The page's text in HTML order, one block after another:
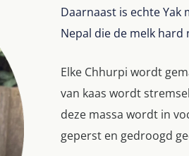
Daarnaast is echte
Nepal die de melk
Elke Chhurpi wordt
van kaas wordt
deze massa wordt in
geperst en gedroogd